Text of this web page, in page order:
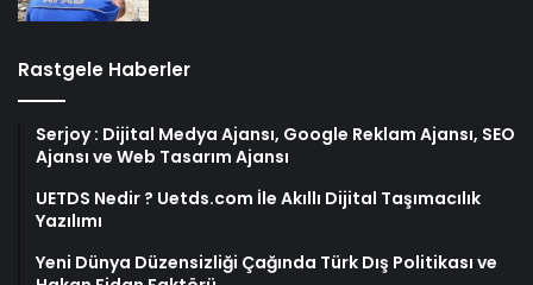
Rastgele Haberler
Serjoy : Dijital Medya Ajansı, Google Reklam Ajansı, SEO
Ajansı ve Web Tasarım Ajansı
UETDS Nedir ? Uetds.com İle Akıllı Dijital Taşımacılık
Yazılımı
Yeni Dünya Düzensizliği Çağında Türk Dış Politikası ve